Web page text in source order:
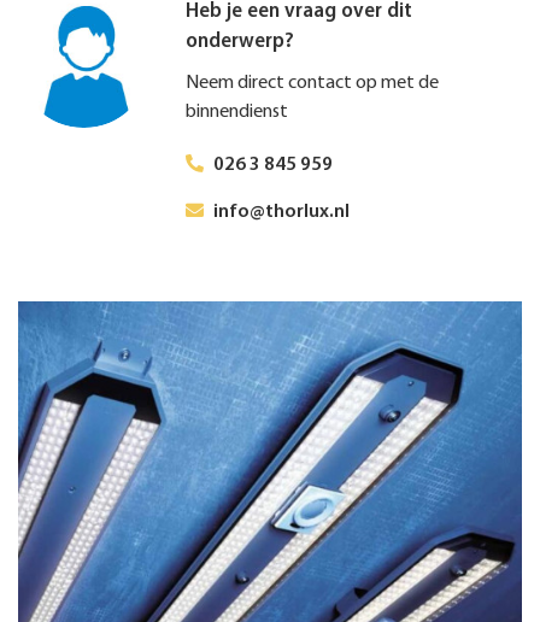
Heb je een vraag over dit
onderwerp?
Neem direct contact op met de
binnendienst
026 3 845 959
info@thorlux.nl